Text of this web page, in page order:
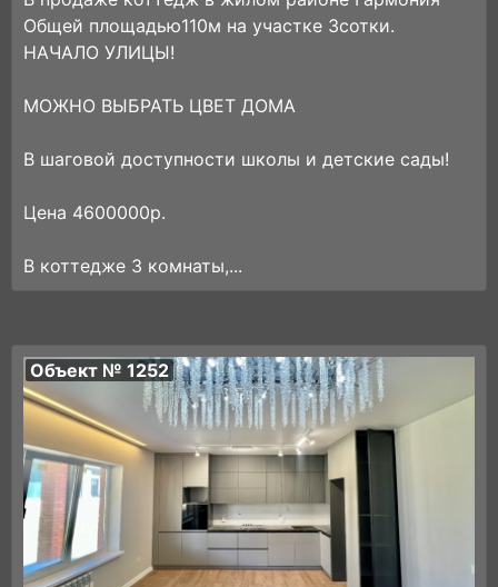
Общей площадью110м на участке 3сотки.
НАЧАЛО УЛИЦЫ!
МОЖНО ВЫБРАТЬ ЦВЕТ ДОМА
В шаговой доступности школы и детские сады!
Цена 4600000р.
В коттедже 3 комнаты,...
Объект № 1252